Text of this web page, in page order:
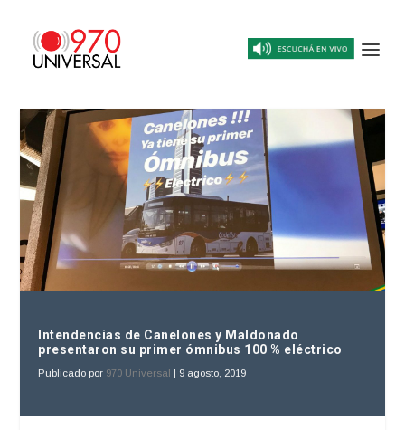
Intendencias de Canelones y Maldonado
presentaron su primer ómnibus 100 % eléctrico
Publicado por 970 Universal | 9 agosto, 2019